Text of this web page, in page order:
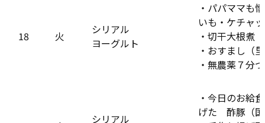
18 火
シリアル
ヨーグルト
・パパママも
いも・ケチャ
・切干大根煮
・おすまし（
・無農薬７分
シリアル
・今日のお給
げた 酢豚（国